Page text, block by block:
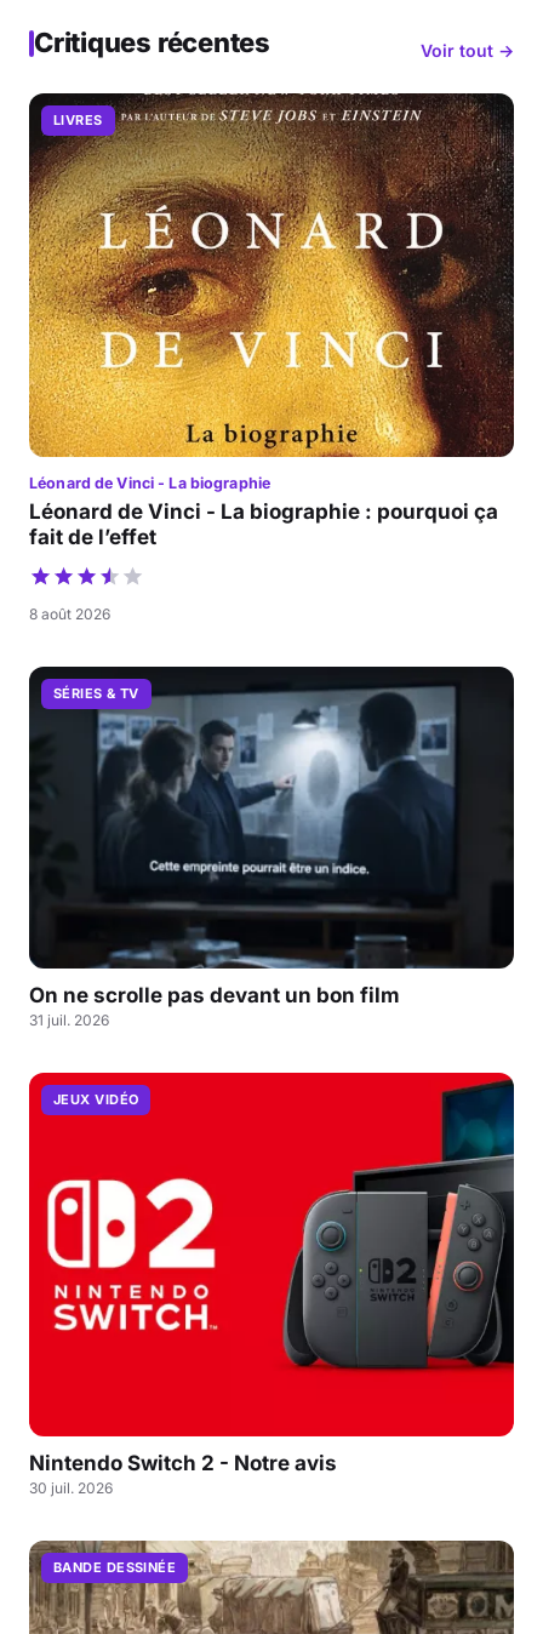
Critiques récentes Voir tout →
LIVRES
Léonard de Vinci - La biographie
Léonard de Vinci - La biographie : pourquoi ça
fait de l’effet
8 août 2026
SÉRIES & TV
On ne scrolle pas devant un bon film
31 juil. 2026
JEUX VIDÉO
Nintendo Switch 2 - Notre avis
30 juil. 2026
BANDE DESSINÉE